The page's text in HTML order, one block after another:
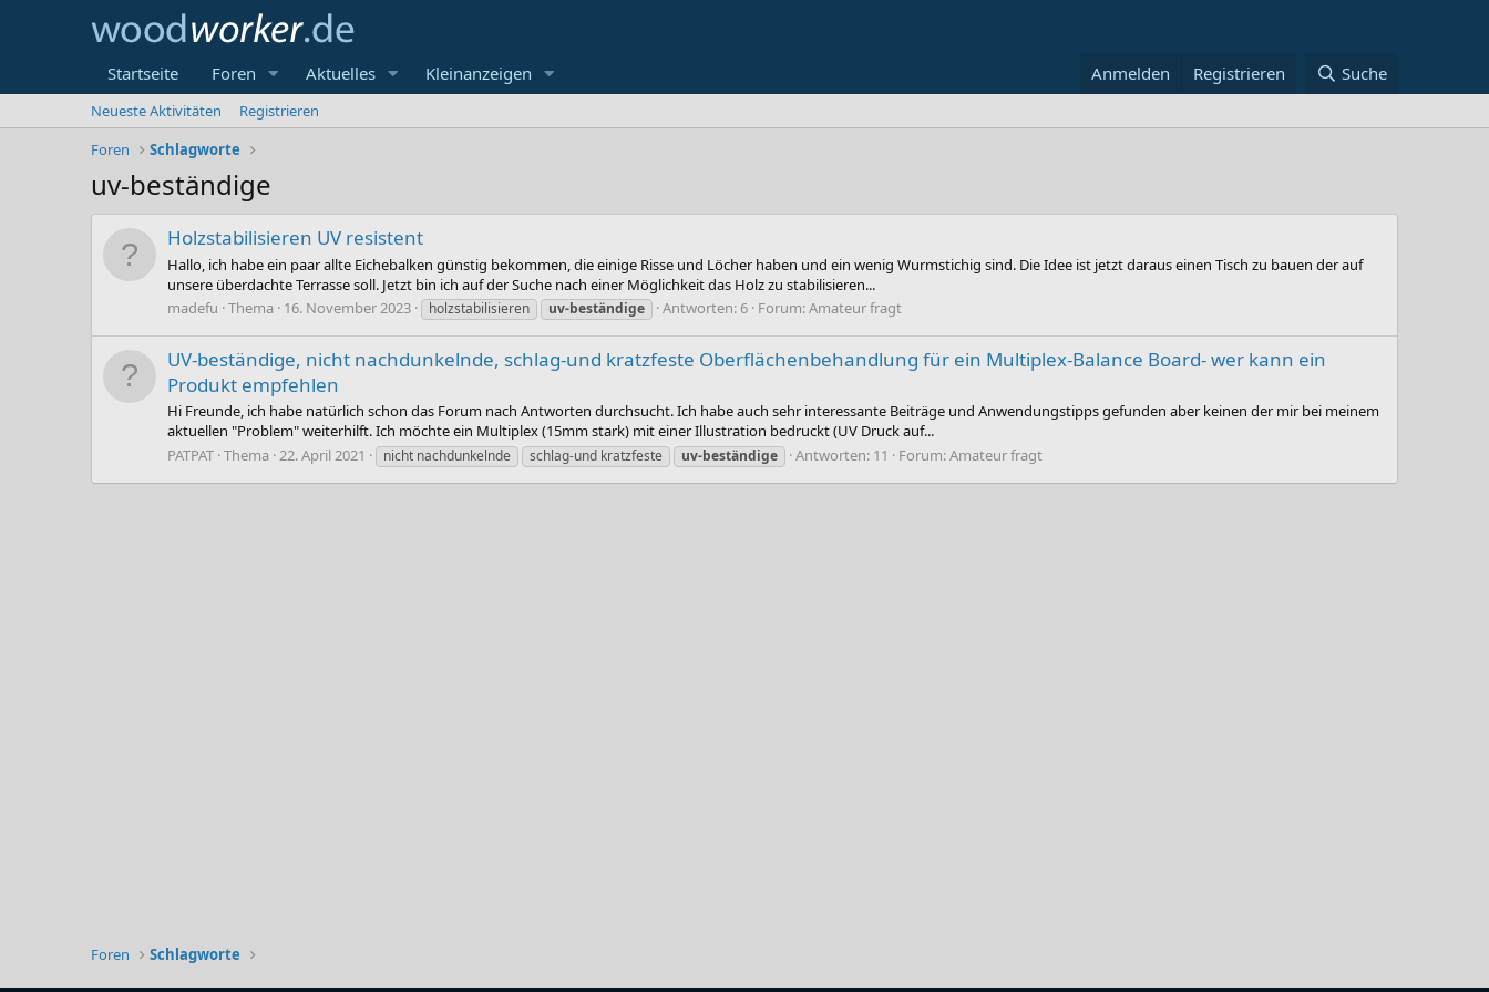
Startseite Foren Aktuelles Kleinanzeigen Anmelden Registrieren Suche
Neueste Aktivitäten
Registrieren
Foren
Schlagworte
uv-beständige
Holzstabilisieren UV resistent
Hallo, ich habe ein paar allte Eichebalken günstig bekommen, die einige Risse und Löcher haben und ein wenig Wurmstichig sind. Die Idee ist jetzt daraus einen Tisch zu bauen der auf
unsere überdachte Terrasse soll. Jetzt bin ich auf der Suche nach einer Möglichkeit das Holz zu stabilisieren...
madefu Thema 16. November 2023 holzstabilisieren uv-beständige Antworten: 6 Forum:Amateur fragt
UV-beständige, nicht nachdunkelnde, schlag-und kratzfeste Oberflächenbehandlung für ein Multiplex-Balance Board- wer kann ein
Produkt empfehlen
Hi Freunde, ich habe natürlich schon das Forum nach Antworten durchsucht. Ich habe auch sehr interessante Beiträge und Anwendungstipps gefunden aber keinen der mir bei meinem
aktuellen "Problem" weiterhilft. Ich möchte ein Multiplex (15mm stark) mit einer Illustration bedruckt (UV Druck auf...
PATPAT Thema 22. April 2021 nicht nachdunkelnde schlag-und kratzfeste uv-beständige Antworten: 11 Forum:Amateur fragt
Foren Schlagworte